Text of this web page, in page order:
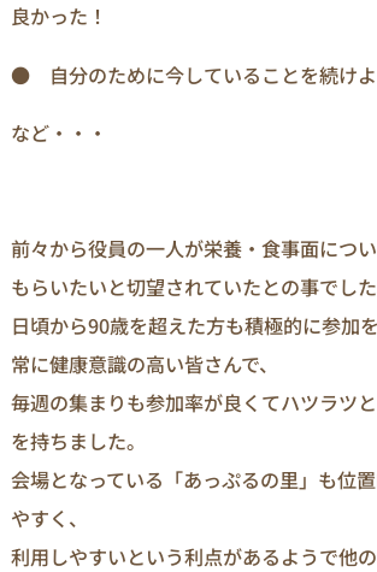
良かった！
● 自分のために今していることを続けよ
など・・・
前々から役員の一人が栄養・食事面につ
もらいたいと切望されていたとの事でした
日頃から90歳を超えた方も積極的に参加
常に健康意識の高い皆さんで、
毎週の集まりも参加率が良くてハツラツ
を持ちました。
会場となっている「あっぷるの里」も位
やすく、
利用しやすいという利点があるようで他